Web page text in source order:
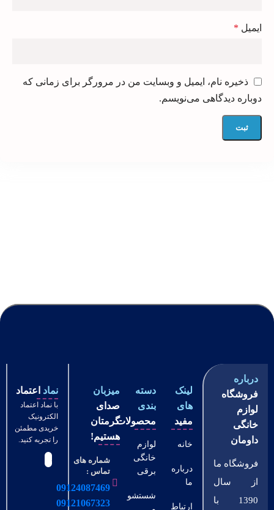
ایمیل *
ذخیره نام، ایمیل و وبسایت من در مرورگر برای زمانی که
دوباره دیدگاهی می‌نویسم.
درباره
فروشگاه
لوازم
خانگی
داومان
فروشگاه ما
از سال
1390 با
لینک
های
مفید
خانه
درباره
ما
ارتباط
دسته
بندی
محصولات
لوازم
خانگی
برقی
شستشو
میزبان
صدای
گرمتان
هستیم!
شماره های
تماس :
09124087469
09121067323
نماد اعتماد
با نماد اعتماد
الکترونیک
خریدی مطمئن
را تجربه کنید.